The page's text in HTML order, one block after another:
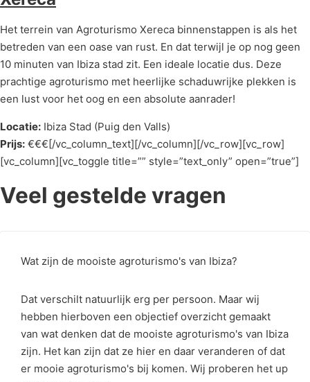
Het terrein van Agroturismo Xereca binnenstappen is als het
betreden van een oase van rust. En dat terwijl je op nog geen
10 minuten van Ibiza stad zit. Een ideale locatie dus. Deze
prachtige agroturismo met heerlijke schaduwrijke plekken is
een lust voor het oog en een absolute aanrader!
Locatie: Ibiza Stad (Puig den Valls)
Prijs: €€€[/vc_column_text][/vc_column][/vc_row][vc_row]
[vc_column][vc_toggle title=”” style=”text_only” open=”true”]
Veel gestelde vragen
Wat zijn de mooiste agroturismo's van Ibiza?
Dat verschilt natuurlijk erg per persoon. Maar wij
hebben hierboven een objectief overzicht gemaakt
van wat denken dat de mooiste agroturismo's van Ibiza
zijn. Het kan zijn dat ze hier en daar veranderen of dat
er mooie agroturismo's bij komen. Wij proberen het up